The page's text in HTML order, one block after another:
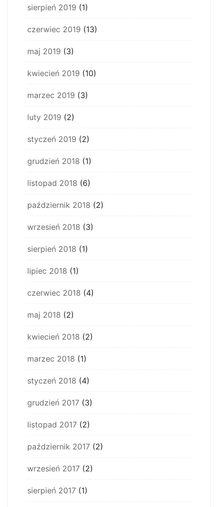
sierpień 2019 (1)
czerwiec 2019 (13)
maj 2019 (3)
kwiecień 2019 (10)
marzec 2019 (3)
luty 2019 (2)
styczeń 2019 (2)
grudzień 2018 (1)
listopad 2018 (6)
październik 2018 (2)
wrzesień 2018 (3)
sierpień 2018 (1)
lipiec 2018 (1)
czerwiec 2018 (4)
maj 2018 (2)
kwiecień 2018 (2)
marzec 2018 (1)
styczeń 2018 (4)
grudzień 2017 (3)
listopad 2017 (2)
październik 2017 (2)
wrzesień 2017 (2)
sierpień 2017 (1)